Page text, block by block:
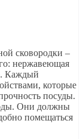
сковородки –
нержавеющая
Каждый
которые
посуды.
Они должны
помещаться